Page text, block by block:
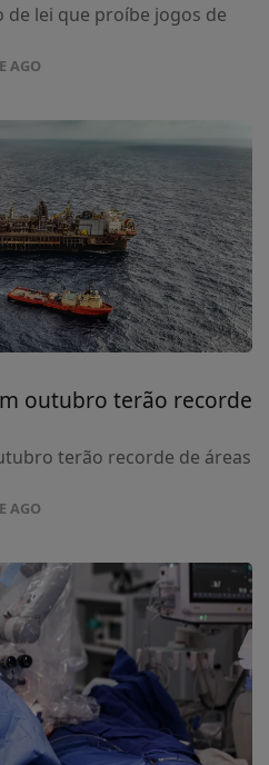
de lei que proíbe jogos de
AGO
outubro terão recorde
terão recorde de áreas
AGO